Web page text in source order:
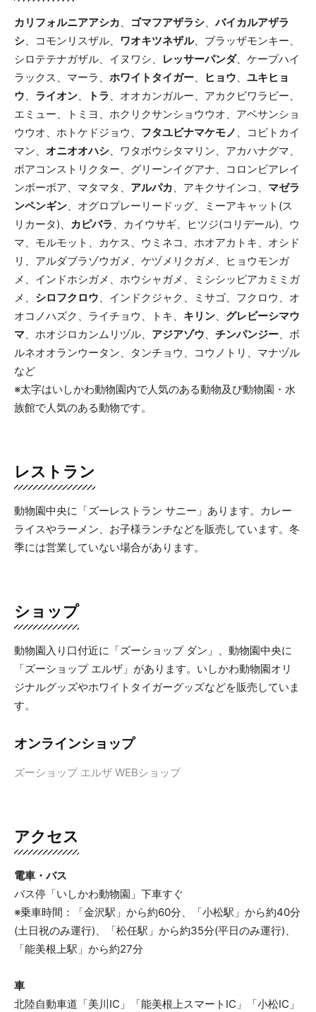
カリフォルニアアシカ、 ゴマフアザラシ、バイカルアザラ
シ、コモンリスザル、 ワオキツネザル、ブラッザモンキー、
シロテテナガザル、イヌワシ、
レッサーパンダ、ケープハイ
ラックス、マーラ、 ホワイトタイガー、 ヒョウ、 ユキヒョ
ウ、 ライオン、 トラ、オオカンガルー、アカクビワラビー、
エミュー、トミヨ、ホクリクサンショウウオ、アベサンショ
ウウオ、ホトケドジョウ、 フタユビナマケモノ 、コビトカイ
マン、 オニオオハシ、ワタボウシタマリン、アカハナグマ、
ボアコンストリクター、グリーンイグアナ、コロンビアレイ
ンボーボア、マタマタ、 アルパカ、アキクサインコ、 マゼラ
ンペンギン、オグロプレーリードッグ、ミーアキャット(ス
リカータ)、 カピバラ、カイウサギ、ヒツジ(コリデール)、ウ
マ、モルモット、カケス、ウミネコ、ホオアカトキ、オシド
リ、アルダブラゾウガメ、ケヅメリクガメ、ヒョウモンガ
メ、インドホシガメ、ホウシャガメ、ミシシッピアカミミガ
メ、 シロフクロウ、インドクジャク、ミサゴ、フクロウ、オ
オコノハズク、ライチョウ、トキ、 キリン、 グレビーシマウ
マ、ホオジロカンムリヅル、 アジアゾウ、 チンパンジー、ボ
ルネオオランウータン、タンチョウ、コウノトリ、マナヅル
など
※太字はいしかわ動物園内で人気のある動物及び動物園・水
族館で人気のある動物です。
レストラン
動物園中央に「ズーレストラン サニー」あります。カレー
ライスやラーメン、お子様ランチなどを販売しています。冬
季には営業していない場合があります。
ショップ
動物園入り口付近に「ズーショップ ダン」、動物園中央に
「ズーショップ エルザ」があります。いしかわ動物園オリ
ジナルグッズやホワイトタイガーグッズなどを販売していま
す。
オンラインショップ
ズーショップ エルザ WEBショップ
アクセス
電車・バス
バス停「いしかわ動物園」下車すぐ
※乗車時間：「金沢駅」から約60分、「小松駅」から約40分
(土日祝のみ運行)、「松任駅」から約35分(平日のみ運行)、
「能美根上駅」から約27分
車
北陸自動車道「美川IC」「能美根上スマートIC」「小松IC」